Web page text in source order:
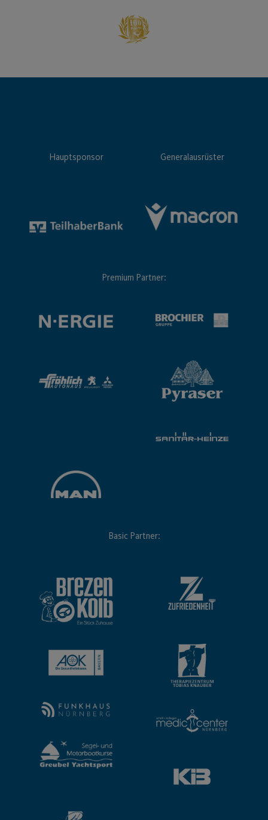
Hauptsponsor Generalausrüster
Premium Partner:
Basic Partner: